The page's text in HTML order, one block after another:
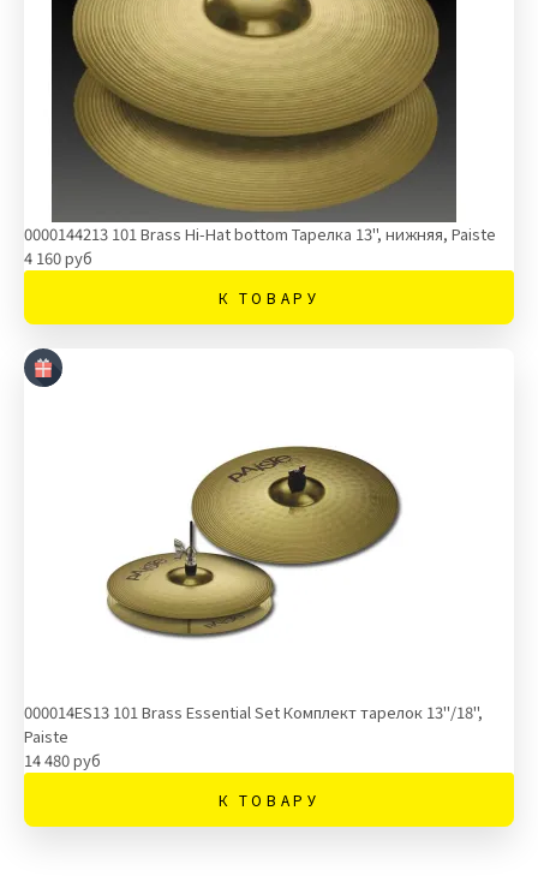
0000144213 101 Brass Hi-Hat bottom Тарелка 13'', нижняя, Paiste
4 160 руб
К ТОВАРУ
000014ES13 101 Brass Essential Set Комплект тарелок 13''/18'',
Paiste
14 480 руб
К ТОВАРУ